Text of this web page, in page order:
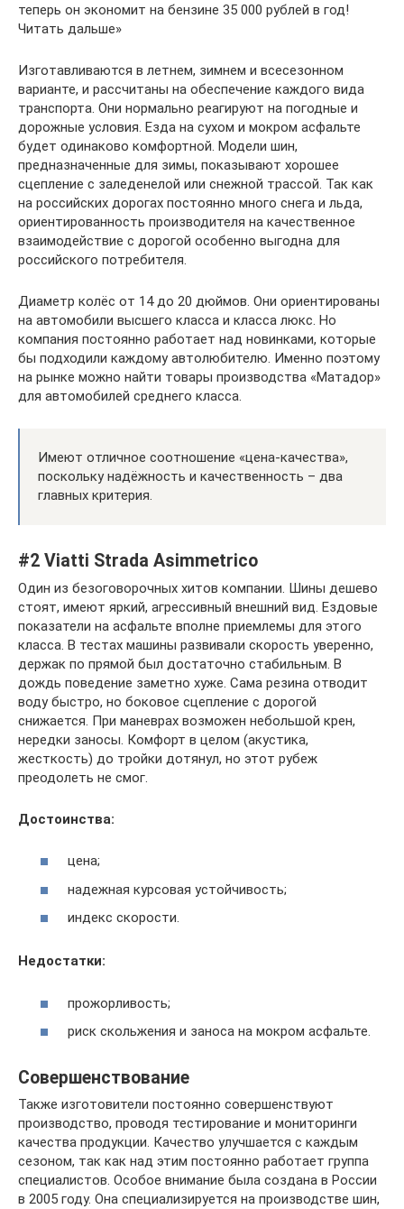
теперь он экономит на бензине 35 000 рублей в год!
Читать дальше»
Изготавливаются в летнем, зимнем и всесезонном
варианте, и рассчитаны на обеспечение каждого вида
транспорта. Они нормально реагируют на погодные и
дорожные условия. Езда на сухом и мокром асфальте
будет одинаково комфортной. Модели шин,
предназначенные для зимы, показывают хорошее
сцепление с заледенелой или снежной трассой. Так как
на российских дорогах постоянно много снега и льда,
ориентированность производителя на качественное
взаимодействие с дорогой особенно выгодна для
российского потребителя.
Диаметр колёс от 14 до 20 дюймов. Они ориентированы
на автомобили высшего класса и класса люкс. Но
компания постоянно работает над новинками, которые
бы подходили каждому автолюбителю. Именно поэтому
на рынке можно найти товары производства «Матадор»
для автомобилей среднего класса.
Имеют отличное соотношение «цена-качества»,
поскольку надёжность и качественность – два
главных критерия.
#2 Viatti Strada Asimmetrico
Один из безоговорочных хитов компании. Шины дешево
стоят, имеют яркий, агрессивный внешний вид. Ездовые
показатели на асфальте вполне приемлемы для этого
класса. В тестах машины развивали скорость уверенно,
держак по прямой был достаточно стабильным. В
дождь поведение заметно хуже. Сама резина отводит
воду быстро, но боковое сцепление с дорогой
снижается. При маневрах возможен небольшой крен,
нередки заносы. Комфорт в целом (акустика,
жесткость) до тройки дотянул, но этот рубеж
преодолеть не смог.
Достоинства:
цена;
надежная курсовая устойчивость;
индекс скорости.
Недостатки:
прожорливость;
риск скольжения и заноса на мокром асфальте.
Совершенствование
Также изготовители постоянно совершенствуют
производство, проводя тестирование и мониторинги
качества продукции. Качество улучшается с каждым
сезоном, так как над этим постоянно работает группа
специалистов. Особое внимание была создана в России
в 2005 году. Она специализируется на производстве шин,